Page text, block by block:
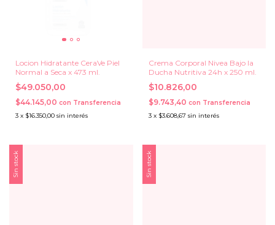
Locion Hidratante CeraVe Piel
Normal a Seca x 473 ml.
$49.050,00
$44.145,00 con Transferencia
3 x $16.350,00 sin interés
Crema Corporal Nivea Bajo la
Ducha Nutritiva 24h x 250 ml.
$10.826,00
$9.743,40 con Transferencia
3 x $3.608,67 sin interés
Sin stock Sin stock